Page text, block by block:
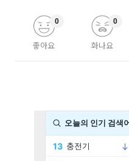
좋아요
0
화나요
0